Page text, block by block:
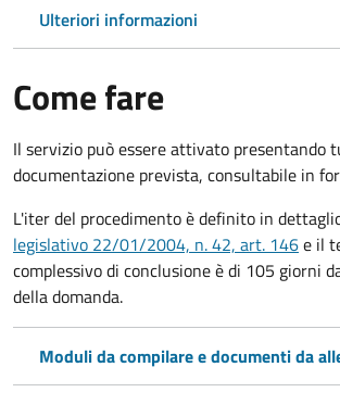
Ulteriori informazioni
Come fare
Il servizio può essere attivato presentando
documentazione prevista, consultabile in
L'iter del procedimento è definito in
legislativo 22/01/2004, n. 42, art. 146e il
complessivo di conclusione è di 105 giorni
della domanda.
Moduli da compilare e documenti da